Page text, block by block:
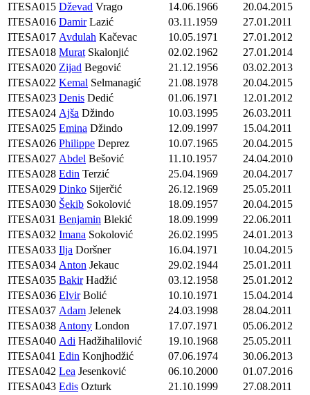
ITESA015 Dževad Vrago 14.06.1966
20.04.2015
ITESA016 DamirLazić 03.11.1959
27.01.2011
ITESA017 Avdulah Kačevac 10.05.1971
27.01.2012
ITESA018 Murat Skalonjić 02.02.1962
27.01.2014
ITESA020 Zijad Begović 21.12.1956
03.02.2013
ITESA022 Kemal Selmanagić 21.08.1978
20.04.2015
ITESA023 Denis Dedić 01.06.1971
12.01.2012
ITESA024 Ajša Džindo 10.03.1995
26.03.2011
ITESA025 Emina Džindo 12.09.1997
15.04.2011
ITESA026 Philippe Deprez 10.07.1965
20.04.2015
ITESA027 Abdel Bešović 11.10.1957
24.04.2010
ITESA028 Edin Terzić 25.04.1969
20.04.2017
ITESA029 Dinko Sijerčić 26.12.1969
25.05.2011
ITESA030 Šekib Sokolović 18.09.1957
20.04.2015
ITESA031 Benjamin Blekić 18.09.1999
22.06.2011
ITESA032 Imana Sokolović 26.02.1995
24.01.2013
ITESA033 Ilja Doršner 16.04.1971
10.04.2015
ITESA034 Anton Jekauc 29.02.1944
25.01.2011
ITESA035 BakirHadžić 03.12.1958
25.01.2012
ITESA036 ElvirBolić 10.10.1971
15.04.2014
ITESA037 Adam Jelenek 24.03.1998
28.04.2011
ITESA038 Antony London 17.07.1971
05.06.2012
ITESA040 Adi Hadžihalilović 19.10.1968
25.05.2011
ITESA041 Edin Konjhodžić 07.06.1974
30.06.2013
ITESA042 Lea Jesenković 06.10.2000
01.07.2016
ITESA043 Edis Ozturk 21.10.1999
27.08.2011